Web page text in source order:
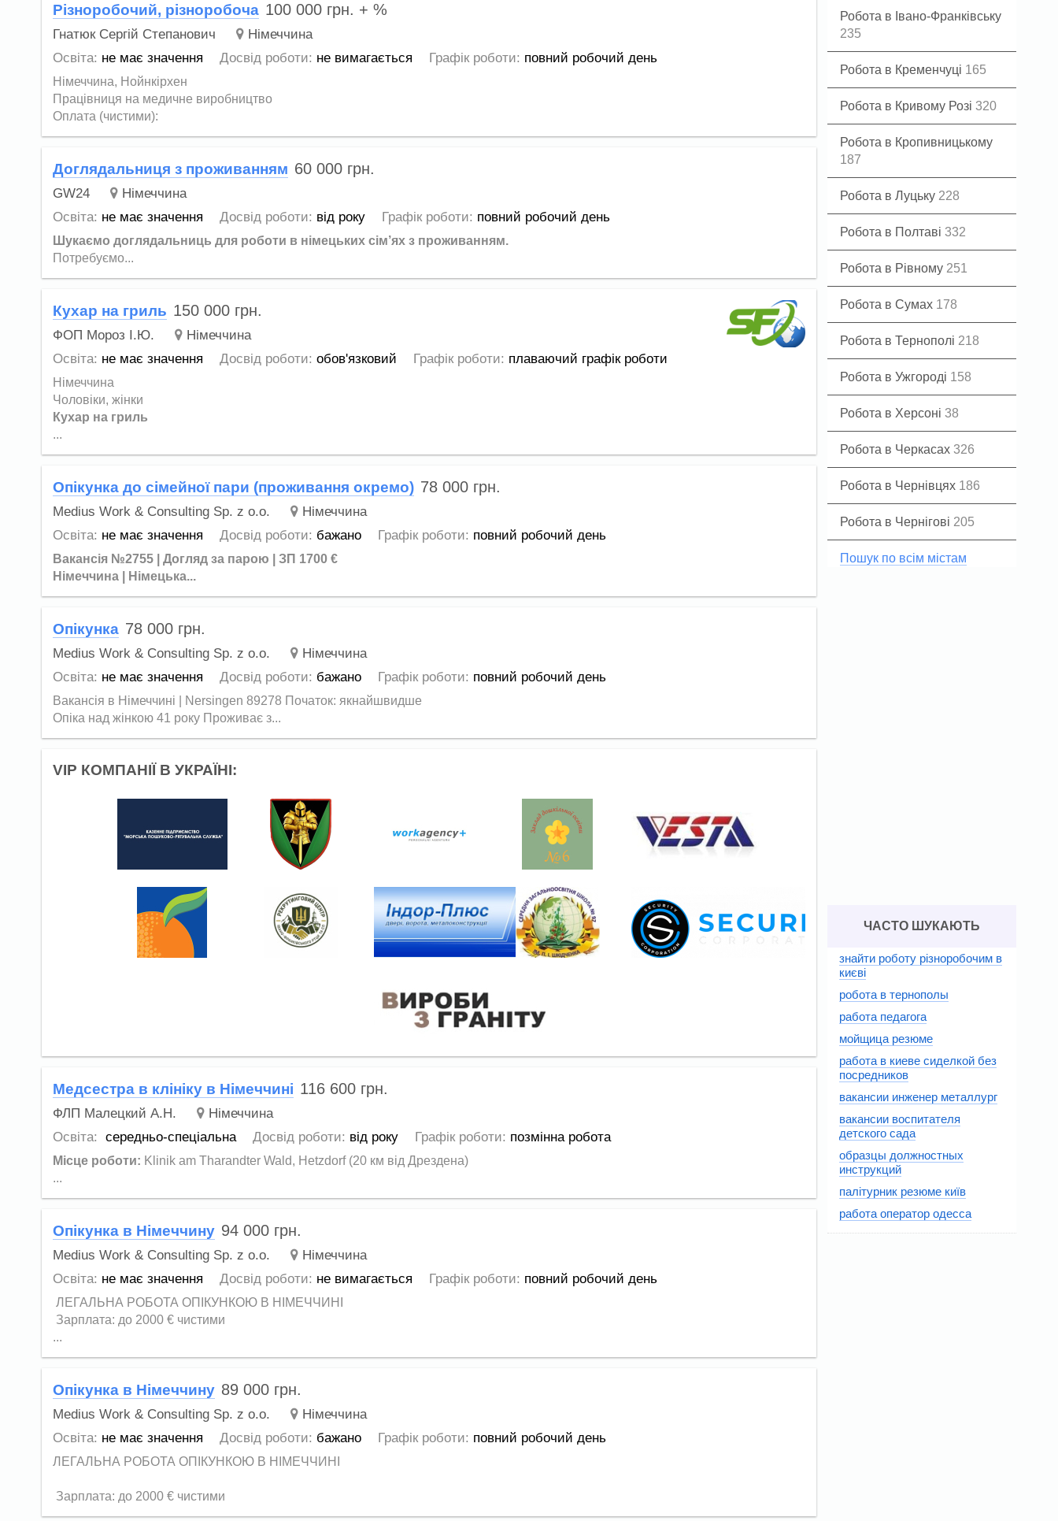
Різноробочий, різноробоча 100 000 грн. + %
Гнатюк Сергій Степанович
Німеччина
Освіта: не має значення Досвід роботи: не вимагається Графік роботи: повний робочий день
Німеччина, Нойнкірхен
Працівниця на медичне виробництво
Оплата (чистими):
Доглядальниця з проживанням 60 000 грн.
GW24
Німеччина
Освіта: не має значення Досвід роботи: від року Графік роботи: повний робочий день
Шукаємо доглядальниць для роботи в німецьких сім’ях з проживанням.
Потребуємо...
Кухар на гриль 150 000 грн.
ФОП Мороз І.Ю.
Німеччина
Освіта: не має значення Досвід роботи: обов'язковий Графік роботи: плаваючий графік роботи
Німеччина
Чоловіки, жінки
Кухар на гриль
...
Опікунка до сімейної пари (проживання окремо) 78 000 грн.
Medius Work & Consulting Sp. z o.o.
Німеччина
Освіта: не має значення Досвід роботи: бажано Графік роботи: повний робочий день
Вакансія №2755 | Догляд за парою | ЗП 1700 €
Німеччина | Німецька...
Опікунка 78 000 грн.
Medius Work & Consulting Sp. z o.o.
Німеччина
Освіта: не має значення Досвід роботи: бажано Графік роботи: повний робочий день
Вакансія в Німеччині | Nersingen 89278 Початок: якнайшвидше
Опіка над жінкою 41 року Проживає з...
VIP КОМПАНІЇ В УКРАЇНІ:
Медсестра в клініку в Німеччині 116 600 грн.
ФЛП Малецкий А.Н.
Німеччина
Освіта:
середньо-спеціальна Досвід роботи: від року Графік роботи: позмінна робота
Місце роботи: Klinik am Tharandter Wald, Hetzdorf (20 км від Дрездена)
...
Опікунка в Німеччину 94 000 грн.
Medius Work & Consulting Sp. z o.o.
Німеччина
Освіта: не має значення Досвід роботи: не вимагається Графік роботи: повний робочий день
ЛЕГАЛЬНА РОБОТА ОПІКУНКОЮ В НІМЕЧЧИНІ
Зарплата: до 2000 € чистими
...
Опікунка в Німеччину 89 000 грн.
Medius Work & Consulting Sp. z o.o.
Німеччина
Освіта: не має значення Досвід роботи: бажано Графік роботи: повний робочий день
ЛЕГАЛЬНА РОБОТА ОПІКУНКОЮ В НІМЕЧЧИНІ
Зарплата: до 2000 € чистими
Робота в Івано-Франківську
235
Робота в Кременчуці 165
Робота в Кривому Розі 320
Робота в Кропивницькому
187
Робота в Луцьку 228
Робота в Полтаві 332
Робота в Рівному 251
Робота в Сумах 178
Робота в Тернополі 218
Робота в Ужгороді 158
Робота в Херсоні 38
Робота в Черкасах 326
Робота в Чернівцях 186
Робота в Чернігові 205
Пошук по всім містам
ЧАСТО ШУКАЮТЬ
знайти роботу різноробочим в
києві
робота в тернополы
работа педагога
мойщица резюме
работа в киеве сиделкой без
посредников
вакансии инженер металлург
вакансии воспитателя
детского сада
образцы должностных
инструкций
палітурник резюме київ
работа оператор одесса